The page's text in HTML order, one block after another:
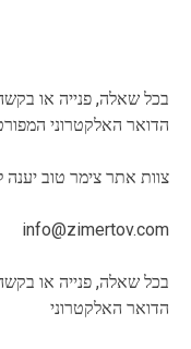
בכל שאלה, פנייה או
הדואר האלקטרוני
צוות אתר צימר טוב
info@zimertov.com
בכל שאלה, פנייה או
הדואר האלקטרוני